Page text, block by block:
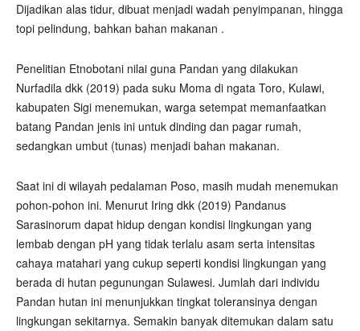
Dijadikan alas tidur, dibuat menjadi wadah penyimpanan, hingga
topi pelindung, bahkan bahan makanan .
Penelitian Etnobotani nilai guna Pandan yang dilakukan
Nurfadila dkk (2019) pada suku Moma di ngata Toro, Kulawi,
kabupaten Sigi menemukan, warga setempat memanfaatkan
batang Pandan jenis ini untuk dinding dan pagar rumah,
sedangkan umbut (tunas) menjadi bahan makanan.
Saat ini di wilayah pedalaman Poso, masih mudah menemukan
pohon-pohon ini. Menurut Iring dkk (2019) Pandanus
Sarasinorum dapat hidup dengan kondisi lingkungan yang
lembab dengan pH yang tidak terlalu asam serta intensitas
cahaya matahari yang cukup seperti kondisi lingkungan yang
berada di hutan pegunungan Sulawesi. Jumlah dari individu
Pandan hutan ini menunjukkan tingkat toleransinya dengan
lingkungan sekitarnya. Semakin banyak ditemukan dalam satu